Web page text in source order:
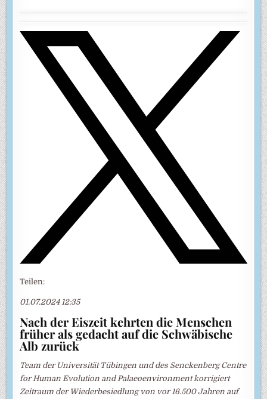
Teilen:
01.07.2024 12:35
Nach der Eiszeit kehrten die Menschen
früher als gedacht auf die Schwäbische
Alb zurück
Team der Universität Tübingen und des Senckenberg Centre
for Human Evolution and Palaeoenvironment korrigiert
Zeitraum der Wiederbesiedlung von vor 16.500 Jahren auf